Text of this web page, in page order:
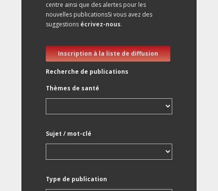
centre ainsi que des alertes pour les
nouvelles publicationsSi vous avez des
suggestions écrivez-nous.
Inscription à la liste de diffusion
Recherche de publications
Thèmes de santé
Sujet / mot-clé
Type de publication